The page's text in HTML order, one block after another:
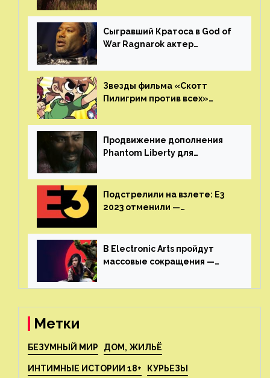
GamesVoice показала первые
результаты своего труда
Сыгравший Кратоса в God of
War Ragnarok актер
игроков прекратить
консольные войны
Звезды фильма «Скотт
Пилигрим против всех»
аниме от Netflix
Продвижение дополнения
Phantom Liberty для
июне
Подстрелили на взлете: E3
2023 отменили —
выставка не вернется
В Electronic Arts пройдут
массовые сокращения —
реструктуризацию
Метки
БЕЗУМНЫЙ МИР ДОМ, ЖИЛЬЁ
ИНТИМНЫЕ ИСТОРИИ 18+ КУРЬЕЗЫ